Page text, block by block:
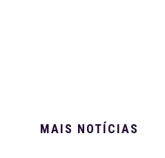
MAIS NOTÍCIAS